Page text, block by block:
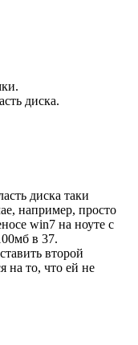
диска.
диска таки
например, просто
win7 на ноуте с
в 37.
второй
на то, что ей не